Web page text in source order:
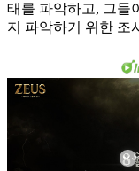
태를 파악하고, 그들
지 파악하기 위한 조